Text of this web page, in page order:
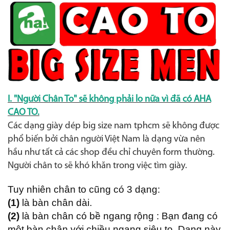
I. "Người Chân To" sẽ không phải lo nữa vì đã có AHA
CAO TO.
Các dạng giày dép big size nam tphcm sẽ không được
phổ biến bởi chân người Việt Nam là dạng vừa nên
hầu như tất cả các shop đều chỉ chuyên form thường.
Người chân to sẽ khó khăn trong việc tìm giày.
Tuy nhiên chân to cũng có 3 dạng:
(1) là bàn chân dài.
(2) là bàn chân có bề ngang rộng : Bạn đang có